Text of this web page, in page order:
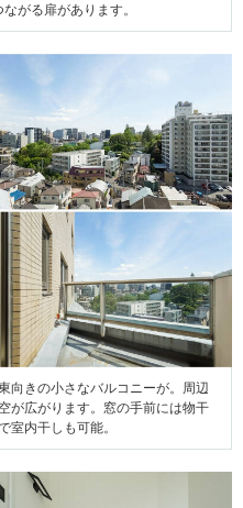
がる扉があります。
向きの小さなバルコニーが。周辺
が広がります。窓の手前には物干
室内干しも可能。